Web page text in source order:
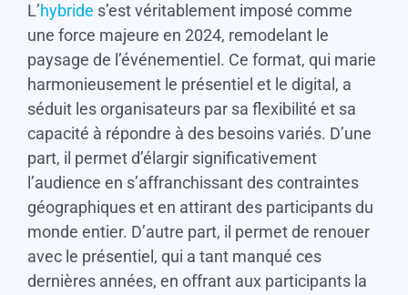
L’hybride s’est véritablement imposé comme
une force majeure en 2024, remodelant le
paysage de l’événementiel. Ce format, qui marie
harmonieusement le présentiel et le digital, a
séduit les organisateurs par sa flexibilité et sa
capacité à répondre à des besoins variés. D’une
part, il permet d’élargir significativement
l’audience en s’affranchissant des contraintes
géographiques et en attirant des participants du
monde entier. D’autre part, il permet de renouer
avec le présentiel, qui a tant manqué ces
dernières années, en offrant aux participants la